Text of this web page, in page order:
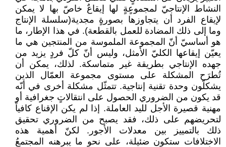
النشاط ‏الإنتاجيّ لمجموعٍةٍ لها إيقاعٌ خاصّ بها لا يمكن
لإيقاع الفرد أن يتجاوزها بصورةٍ مجدية(سلسلة الإنتاج
وما ‏إلى ذلك المضادة للعمل بالقطعة). في هذا الإطار، ما
هو أساسيّ أنّ المجموعة الملموسة من المنتجين ‏هي ما
يعيّن إيقاعها الكليّ الأمثل، وليس أنّ كلّ فردٍ يزيد من
جهده الإنتاجي بطريقة غير متماسكة. ‏لذلك، يمكن أن
تُطرَح المشكلة على مستوى مجموعة العمّال الذين
يشكلّون وحدة تقنية إنتاجية. تتمثّل ‏مشكلة أخرى في أنّه
قد يكون من الضروري الحصول على انتقالاتٍ جغرافية أو
مهنية قصيرة الأجل لليد ‏العاملة. إذا لم يكن الإقناع كافياً
لتحريضهم على ذلك، فقد يصبح من الضروري تحقيق
ذلك بالتمييز بين ‏معدلات الأجور. لكنّ أهمية هذه
الاختلافات ستكون ضئيلة، على نحو ما يبرهنه المجتمعُ